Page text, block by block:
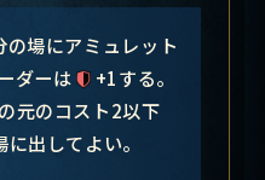
場にアミュレット
ダーは
+1する。
元のコスト2以下
出してよい。